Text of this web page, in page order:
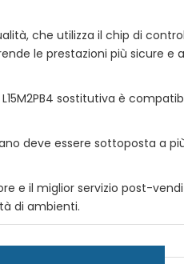
che utilizza il chip di
le prestazioni più sicure e
sostitutiva è
deve essere sottoposta a
e il miglior servizio post-
di ambienti.